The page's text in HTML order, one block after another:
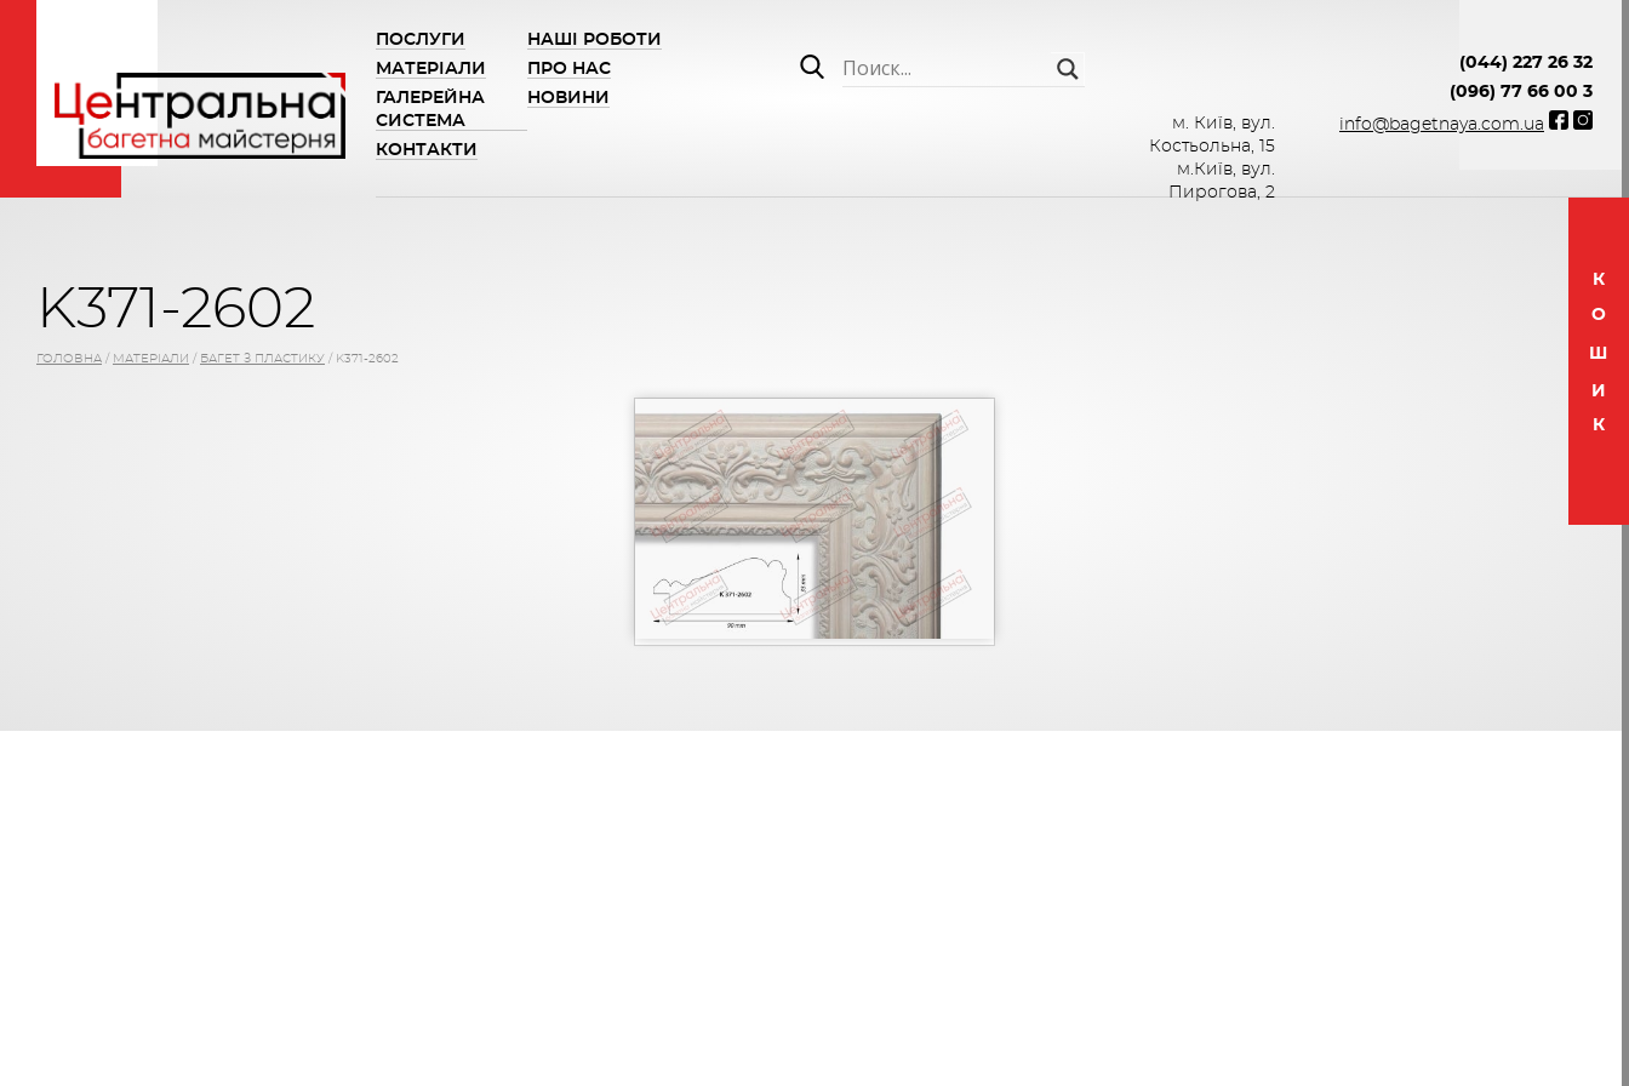
ПОСЛУГИ
НАШІ РОБОТИ
МАТЕРІАЛИ
ПРО НАС
ГАЛЕРЕЙНА
СИСТЕМА
НОВИНИ
КОНТАКТИ
м. Київ, вул.
Костьольна, 15
м.Київ, вул.
Пирогова, 2
(044) 227 26 32
(096) 77 66 00 3
info@bagetnaya.com.ua
K371-2602
ГОЛОВНА / МАТЕРІАЛИ / БАГЕТ З ПЛАСТИКУ / K371-2602
К
О
Ш
И
К